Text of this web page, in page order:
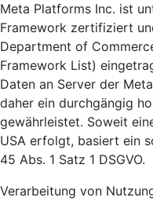
Meta Platforms Inc. ist
Framework zertifiziert
Department of
Framework List)
Daten an Server der
daher ein durchgängig
gewährleistet. Soweit
USA erfolgt, basiert ein
45 Abs. 1 Satz 1 DSGVO.
Verarbeitung von